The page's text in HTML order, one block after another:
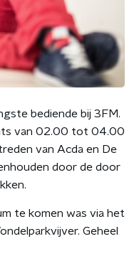
bediende bij 3FM.
van 02.00 tot 04.00
van Acda en De
door de door
te komen was via het
Geheel